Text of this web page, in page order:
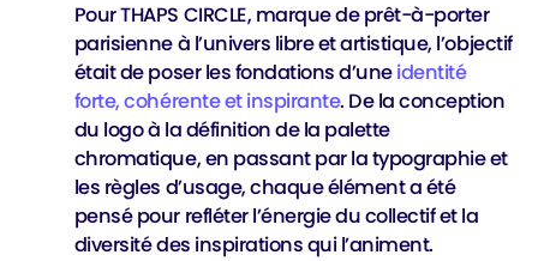
Pour THAPS CIRCLE, marque de prêt-à-porter
parisienne à l’univers libre et artistique, l’objectif
était de poser les fondations d’uneidentité
forte, cohérente et inspirante. De la conception
du logo à la définition de la palette
chromatique, en passant par la typographie et
les règles d’usage, chaque élément a été
pensé pour refléter l’énergie du collectif et la
diversité des inspirations qui l’animent.